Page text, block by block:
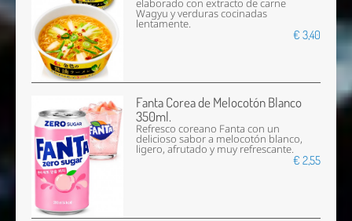
elaborado con extracto de carne
Wagyu y verduras cocinadas
lentamente.
€ 3,40
Fanta Corea de Melocotón Blanco
350ml.
Refresco coreano Fanta con un
delicioso sabor a melocotón blanco,
ligero, afrutado y muy refrescante.
€ 2,55